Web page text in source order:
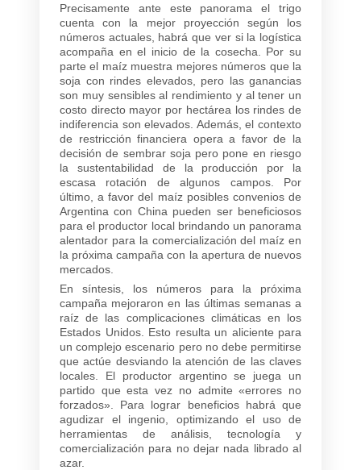
Precisamente ante este panorama el trigo
cuenta con la mejor proyección según los
números actuales, habrá que ver si la logística
acompaña en el inicio de la cosecha. Por su
parte el maíz muestra mejores números que la
soja con rindes elevados, pero las ganancias
son muy sensibles al rendimiento y al tener un
costo directo mayor por hectárea los rindes de
indiferencia son elevados. Además, el contexto
de restricción financiera opera a favor de la
decisión de sembrar soja pero pone en riesgo
la sustentabilidad de la producción por la
escasa rotación de algunos campos. Por
último, a favor del maíz posibles convenios de
Argentina con China pueden ser beneficiosos
para el productor local brindando un panorama
alentador para la comercialización del maíz en
la próxima campaña con la apertura de nuevos
mercados.
En síntesis, los números para la próxima
campaña mejoraron en las últimas semanas a
raíz de las complicaciones climáticas en los
Estados Unidos. Esto resulta un aliciente para
un complejo escenario pero no debe permitirse
que actúe desviando la atención de las claves
locales. El productor argentino se juega un
partido que esta vez no admite «errores no
forzados». Para lograr beneficios habrá que
agudizar el ingenio, optimizando el uso de
herramientas de análisis, tecnología y
comercialización para no dejar nada librado al
azar.